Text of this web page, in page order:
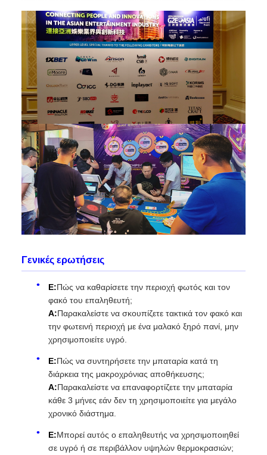
Γενικές ερωτήσεις
Ε:Πώς να καθαρίσετε την περιοχή φωτός και τον
φακό του επαληθευτή;
Α:Παρακαλείστε να σκουπίζετε τακτικά τον φακό και
την φωτεινή περιοχή με ένα μαλακό ξηρό πανί, μην
χρησιμοποιείτε υγρό.
Ε:Πώς να συντηρήσετε την μπαταρία κατά τη
διάρκεια της μακροχρόνιας αποθήκευσης;
Α:Παρακαλείστε να επαναφορτίζετε την μπαταρία
κάθε 3 μήνες εάν δεν τη χρησιμοποιείτε για μεγάλο
χρονικό διάστημα.
Ε:Μπορεί αυτός ο επαληθευτής να χρησιμοποιηθεί
σε υγρό ή σε περιβάλλον υψηλών θερμοκρασιών;